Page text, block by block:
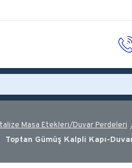
Masa Etekleri/Duvar Perdeleri
Toptan Gümüş Kalpli Kapı-